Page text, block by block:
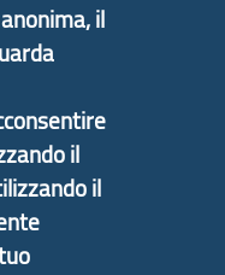
sviluppato a
Interne
Sviluppo
socio-economico
fornisce
sullaStrategia
con Regione
il
il
il